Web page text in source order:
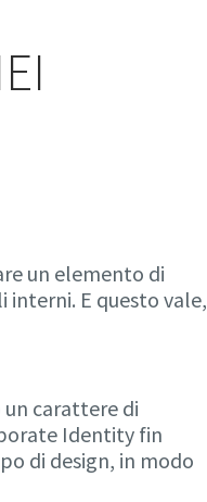
un elemento di
interni. E questo vale,
carattere di
Identity fin
di design, in modo